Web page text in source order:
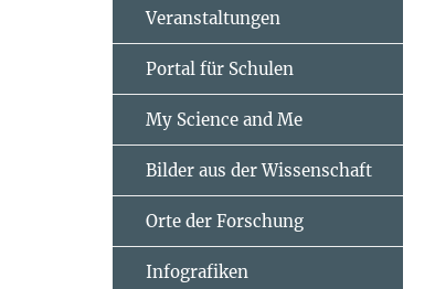
Veranstaltungen
Portal für Schulen
My Science and Me
Bilder aus der Wissenschaft
Orte der Forschung
Infografiken